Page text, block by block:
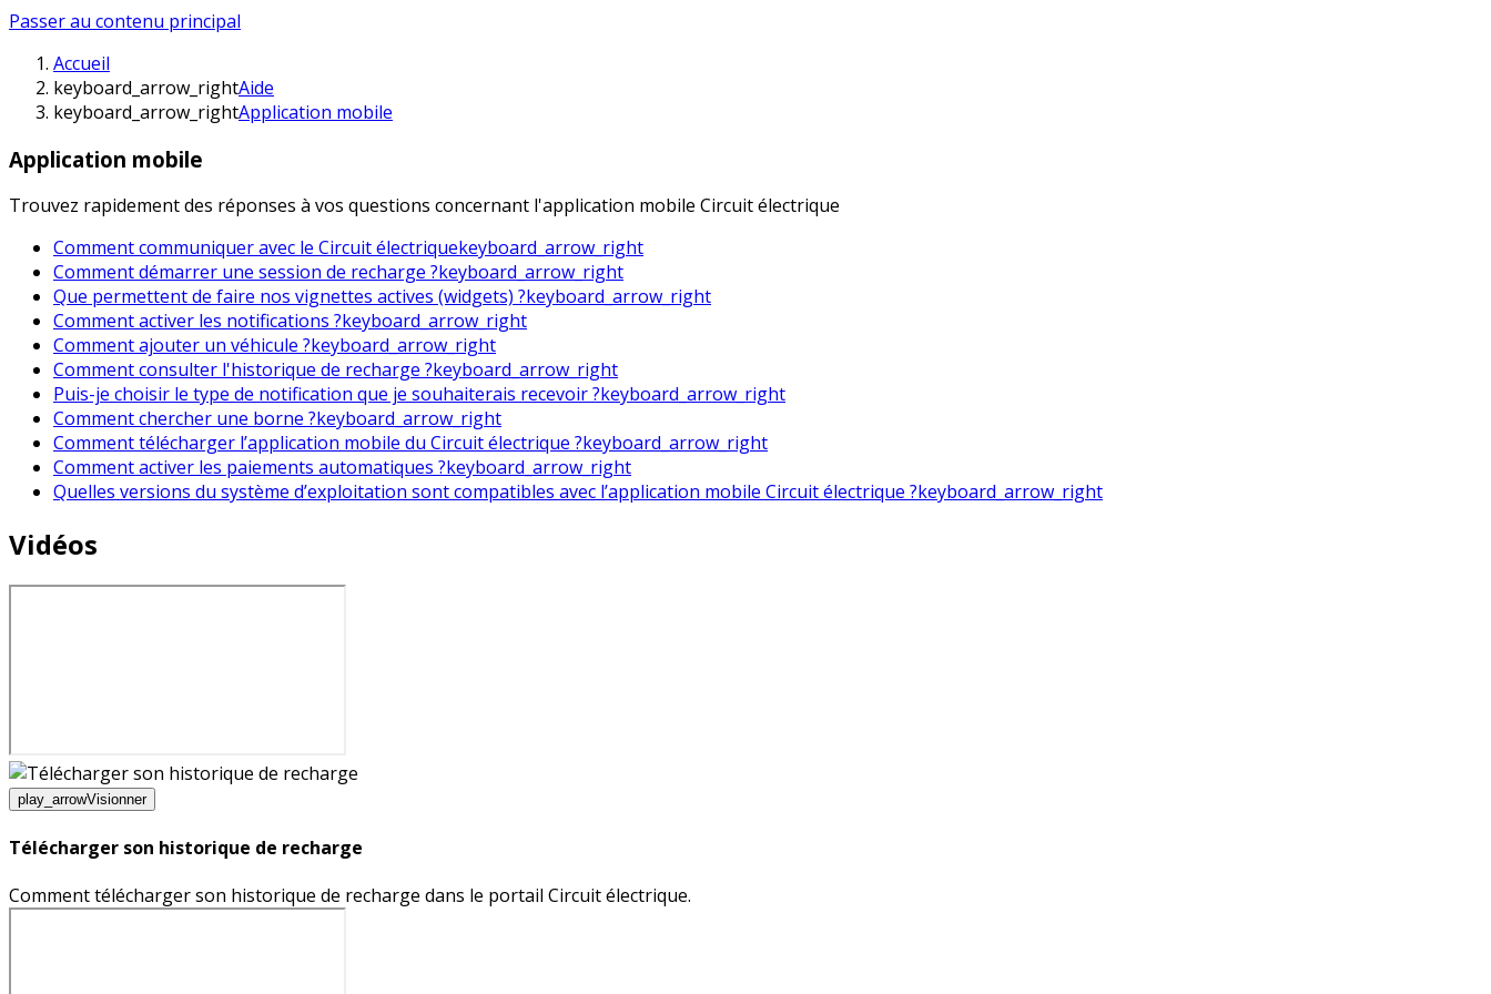
Passer au contenu principal
Accueil
keyboard_arrow_rightAide
keyboard_arrow_rightApplication mobile
Application mobile
Trouvez rapidement des réponses à vos questions concernant l'application mobile Circuit électrique
Comment communiquer avec le Circuit électriquekeyboard_arrow_right
Comment démarrer une session de recharge ?keyboard_arrow_right
Que permettent de faire nos vignettes actives (widgets) ?keyboard_arrow_right
Comment activer les notifications ?keyboard_arrow_right
Comment ajouter un véhicule ?keyboard_arrow_right
Comment consulter l'historique de recharge ?keyboard_arrow_right
Puis-je choisir le type de notification que je souhaiterais recevoir ?keyboard_arrow_right
Comment chercher une borne ?keyboard_arrow_right
Comment télécharger l’application mobile du Circuit électrique ?keyboard_arrow_right
Comment activer les paiements automatiques ?keyboard_arrow_right
Quelles versions du système d’exploitation sont compatibles avec l’application mobile Circuit électrique ?keyboard_arrow_right
Vidéos
play_arrowVisionner
Télécharger son historique de recharge
Comment télécharger son historique de recharge dans le portail Circuit électrique.